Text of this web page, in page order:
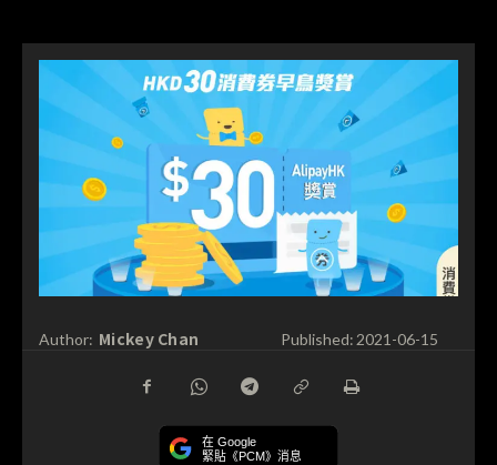
Author: Mickey Chan Published: 2021-06-15
在 Google
緊貼《PCM》消息